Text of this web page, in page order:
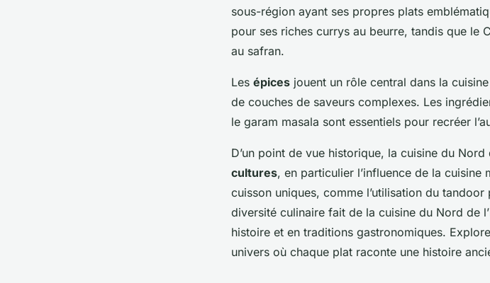
sous-région ayant ses propres plats
pour ses riches currys au beurre, tandis que le
au safran.
Les épices jouent un rôle central dans la
de couches de saveurs complexes. Les
le garam masala sont essentiels pour recréer
D’un point de vue historique, la cuisine du
cultures, en particulier l’influence de la
cuisson uniques, comme l’utilisation du
diversité culinaire fait de la cuisine du Nord de
histoire et en traditions gastronomiques.
univers où chaque plat raconte une histoire